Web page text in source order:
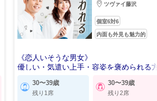
ツヴァイ藤沢
個室6対6
内面も外見も魅力的
《恋人いそうな男女》
優しい・気遣い上手・容姿を褒められる方
30〜39歳
残り1席
30〜39歳
残り2席